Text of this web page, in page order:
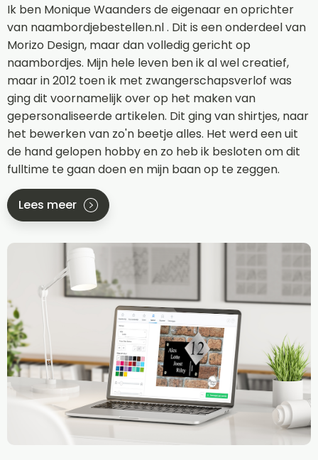
Ik ben Monique Waanders de eigenaar en oprichter
van naambordjebestellen.nl . Dit is een onderdeel van
Morizo Design, maar dan volledig gericht op
naambordjes. Mijn hele leven ben ik al wel creatief,
maar in 2012 toen ik met zwangerschapsverlof was
ging dit voornamelijk over op het maken van
gepersonaliseerde artikelen. Dit ging van shirtjes, naar
het bewerken van zo'n beetje alles. Het werd een uit
de hand gelopen hobby en zo heb ik besloten om dit
fulltime te gaan doen en mijn baan op te zeggen.
Lees meer